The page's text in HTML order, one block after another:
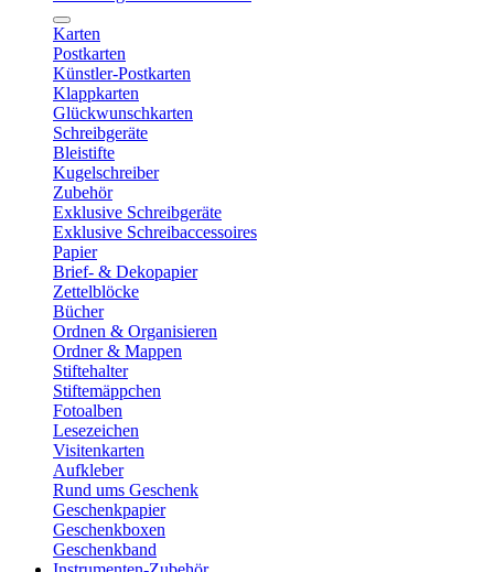
Karten
Postkarten
Künstler-Postkarten
Klappkarten
Glückwunschkarten
Schreibgeräte
Bleistifte
Kugelschreiber
Zubehör
Exklusive Schreibgeräte
Exklusive Schreibaccessoires
Papier
Brief- & Dekopapier
Zettelblöcke
Bücher
Ordnen & Organisieren
Ordner & Mappen
Stiftehalter
Stiftemäppchen
Fotoalben
Lesezeichen
Visitenkarten
Aufkleber
Rund ums Geschenk
Geschenkpapier
Geschenkboxen
Geschenkband